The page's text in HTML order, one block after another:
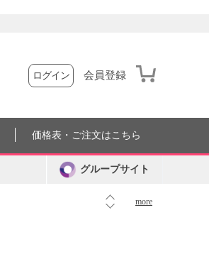
ログイン 会員登録
more
価格表・ご注文はこちら
グループサイト